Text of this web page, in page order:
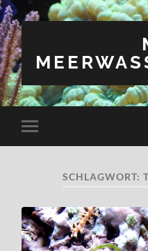
Mobile-
Menü
SCHLAGWORT: